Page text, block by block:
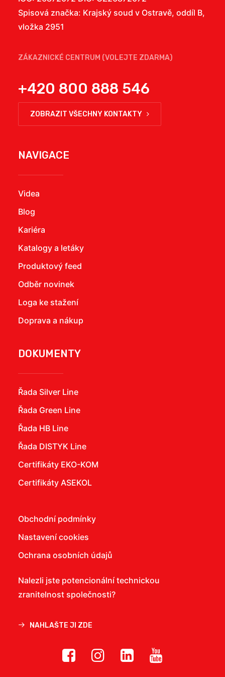
Spisová značka: Krajský soud v Ostravě, oddíl B,
vložka 2951
ZÁKAZNICKÉ CENTRUM (VOLEJTE ZDARMA)
+420 800 888 546
ZOBRAZIT VŠECHNY KONTAKTY
NAVIGACE
Videa
Blog
Kariéra
Katalogy a letáky
Produktový feed
Odběr novinek
Loga ke stažení
Doprava a nákup
DOKUMENTY
Řada Silver Line
Řada Green Line
Řada HB Line
Řada DISTYK Line
Certifikáty EKO-KOM
Certifikáty ASEKOL
Obchodní podmínky
Nastavení cookies
Ochrana osobních údajů
Nalezli jste potencionální technickou
zranitelnost společnosti?
NAHLAŠTE JI ZDE